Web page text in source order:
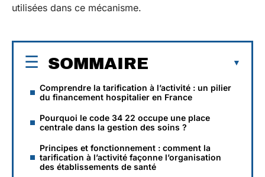
utilisées dans ce mécanisme.
SOMMAIRE
Comprendre la tarification à l’activité : un pilier
du financement hospitalier en France
Pourquoi le code 34 22 occupe une place
centrale dans la gestion des soins ?
Principes et fonctionnement : comment la
tarification à l’activité façonne l’organisation
des établissements de santé